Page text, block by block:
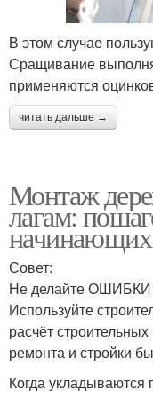
В этом случае
Сращивание
применяются
читать дальше →
Монтаж
лагам:
начинающих
Совет:
Не делайте ОШИБКИ
Используйте
расчёт
ремонта и стройки
Когда укладываются